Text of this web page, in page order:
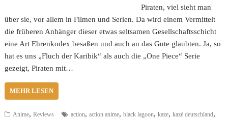
Piraten, viel sieht man
über sie, vor allem in Filmen und Serien. Da wird einem Vermittelt
die früheren Anhänger dieser etwas seltsamen Gesellschaftsschicht
eine Art Ehrenkodex besaßen und auch an das Gute glaubten. Ja, so
hat es uns „Fluch der Karibik“ als auch die „One Piece“ Serie
gezeigt, Piraten mit…
MEHR LESEN
Anime,Reviews action,action anime,black lagoon,kaze,kazé deutschland,